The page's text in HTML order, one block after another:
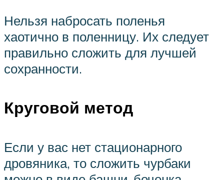
Нельзя набросать поленья
хаотично в поленницу. Их следует
правильно сложить для лучшей
сохранности.
Круговой метод
Если у вас нет стационарного
дровяника, то сложить чурбаки